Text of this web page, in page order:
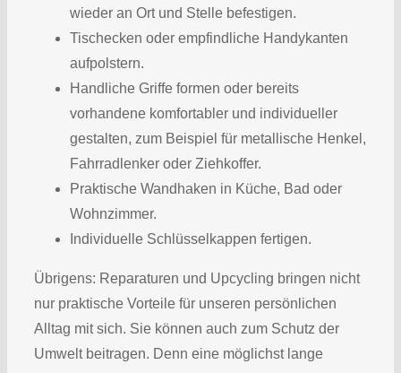
wieder an Ort und Stelle befestigen.
Tischecken oder empfindliche Handykanten
aufpolstern.
Handliche Griffe formen oder bereits
vorhandene komfortabler und individueller
gestalten, zum Beispiel für metallische Henkel,
Fahrradlenker oder Ziehkoffer.
Praktische Wandhaken in Küche, Bad oder
Wohnzimmer.
Individuelle Schlüsselkappen fertigen.
Übrigens: Reparaturen und Upcycling bringen nicht
nur praktische Vorteile für unseren persönlichen
Alltag mit sich. Sie können auch zum Schutz der
Umwelt beitragen. Denn eine möglichst lange